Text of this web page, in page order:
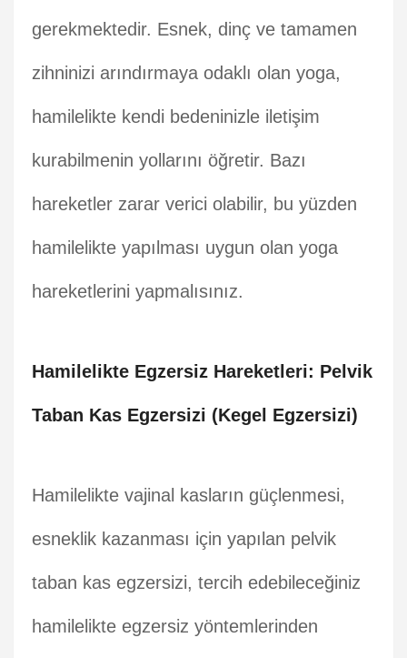
gerekmektedir. Esnek, dinç ve tamamen
zihninizi arındırmaya odaklı olan yoga,
hamilelikte kendi bedeninizle iletişim
kurabilmenin yollarını öğretir. Bazı
hareketler zarar verici olabilir, bu yüzden
hamilelikte yapılması uygun olan yoga
hareketlerini yapmalısınız.
Hamilelikte Egzersiz Hareketleri: Pelvik
Taban Kas Egzersizi (Kegel Egzersizi)
Hamilelikte vajinal kasların güçlenmesi,
esneklik kazanması için yapılan pelvik
taban kas egzersizi, tercih edebileceğiniz
hamilelikte egzersiz yöntemlerinden